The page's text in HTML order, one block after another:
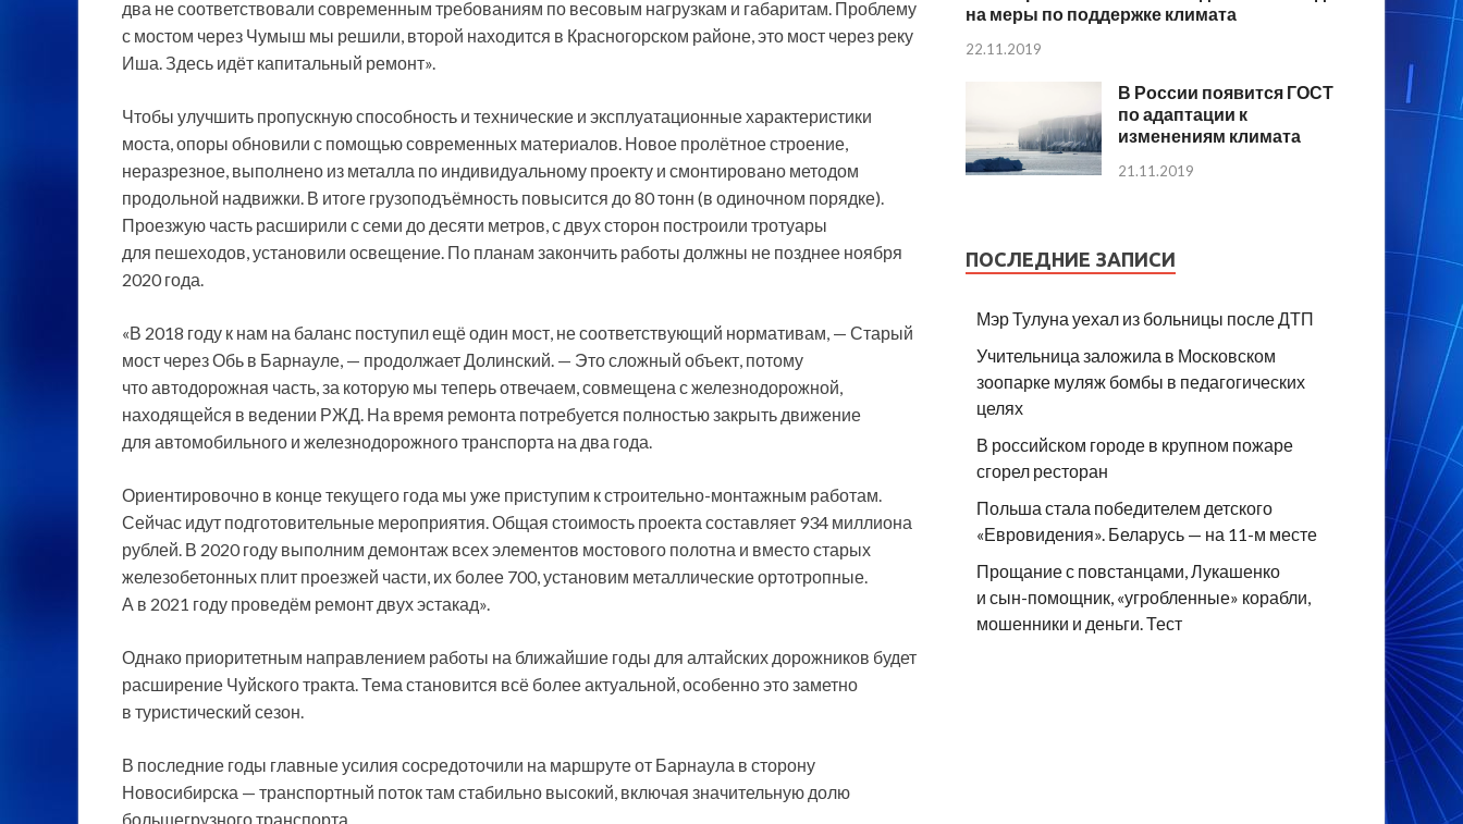
два не соответствовали современным требованиям по весовым нагрузкам и габаритам. Проблему
с мостом через Чумыш мы решили, второй находится в Красногорском районе, это мост через реку
Иша. Здесь идёт капитальный ремонт».
Чтобы улучшить пропускную способность и технические и эксплуатационные характеристики
моста, опоры обновили с помощью современных материалов. Новое пролётное строение,
неразрезное, выполнено из металла по индивидуальному проекту и смонтировано методом
продольной надвижки. В итоге грузоподъёмность повысится до 80 тонн (в одиночном порядке).
Проезжую часть расширили с семи до десяти метров, с двух сторон построили тротуары
для пешеходов, установили освещение. По планам закончить работы должны не позднее ноября
2020 года.
«В 2018 году к нам на баланс поступил ещё один мост, не соответствующий нормативам, — Старый
мост через Обь в Барнауле, — продолжает Долинский. — Это сложный объект, потому
что автодорожная часть, за которую мы теперь отвечаем, совмещена с железнодорожной,
находящейся в ведении РЖД. На время ремонта потребуется полностью закрыть движение
для автомобильного и железнодорожного транспорта на два года.
Ориентировочно в конце текущего года мы уже приступим к строительно-монтажным работам.
Сейчас идут подготовительные мероприятия. Общая стоимость проекта составляет 934 миллиона
рублей. В 2020 году выполним демонтаж всех элементов мостового полотна и вместо старых
железобетонных плит проезжей части, их более 700, установим металлические ортотропные.
А в 2021 году проведём ремонт двух эстакад».
Однако приоритетным направлением работы на ближайшие годы для алтайских дорожников будет
расширение Чуйского тракта. Тема становится всё более актуальной, особенно это заметно
в туристический сезон.
В последние годы главные усилия сосредоточили на маршруте от Барнаула в сторону
Новосибирска — транспортный поток там стабильно высокий, включая значительную долю
большегрузного транспорта.
на меры по поддержке климата
22.11.2019
В России появится ГОСТ
по адаптации к
изменениям климата
21.11.2019
ПОСЛЕДНИЕ ЗАПИСИ
Мэр Тулуна уехал из больницы после ДТП
Учительница заложила в Московском
зоопарке муляж бомбы в педагогических
целях
В российском городе в крупном пожаре
сгорел ресторан
Польша стала победителем детского
«Евровидения». Беларусь — на 11-м месте
Прощание с повстанцами, Лукашенко
и сын-помощник, «угробленные» корабли,
мошенники и деньги. Тест